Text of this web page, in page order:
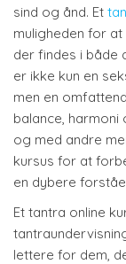
sind og ånd. Et
muligheden for
der findes i både
er ikke kun en
men en
balance,
og med andre
kursus for at
en dybere
Et tantra online
lettere for dem,